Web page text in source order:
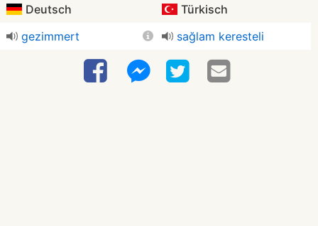
Deutsch
Türkisch
gezimmert
sağlam keresteli